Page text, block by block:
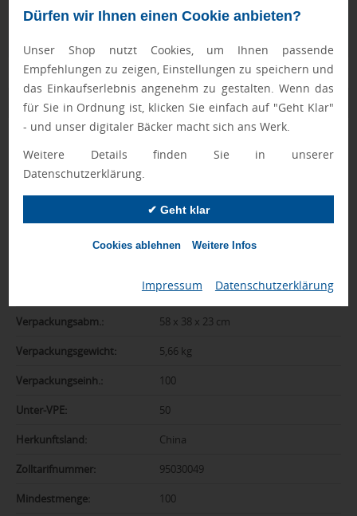
Dürfen wir Ihnen einen Cookie anbieten?
Unser Shop nutzt Cookies, um Ihnen passende
Empfehlungen zu zeigen, Einstellungen zu speichern und
das Einkaufserlebnis angenehm zu gestalten. Wenn das
für Sie in Ordnung ist, klicken Sie einfach auf "Geht Klar"
- und unser digitaler Bäcker macht sich ans Werk.
Weitere Details finden Sie in unserer
Datenschutzerklärung.
✔ Geht klar
Cookies ablehnen Weitere Infos
Impressum Datenschutzerklärung
Ewa Engel,
Zusatzinformation
Marke:
mehrfarbig
PVC
Verpackungsabm.: 58 x 38 x 23 cm
Verpackungsgewicht: 5,66 kg
Verpackungseinh.: 100
Unter-VPE: 50
Herkunftsland: China
Zolltarifnummer: 95030049
Mindestmenge: 100